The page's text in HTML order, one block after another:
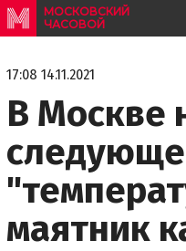
МОСКОВСКИЙ
ЧАСОВОЙ
17:08 14.11.2021
В Москве
маятник